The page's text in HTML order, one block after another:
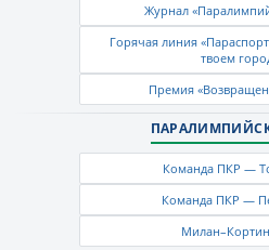
Журнал
Горячая линия
твоем
Премия
Команда ПКР —
Команда ПКР —